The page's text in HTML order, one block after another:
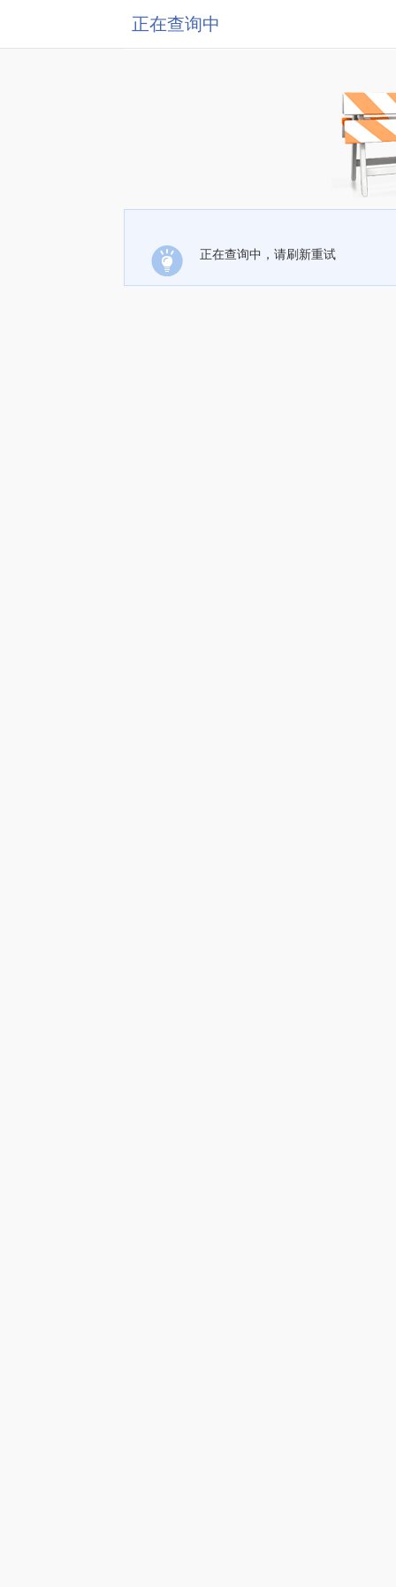
正在查询中
正在查询中，请刷新重试